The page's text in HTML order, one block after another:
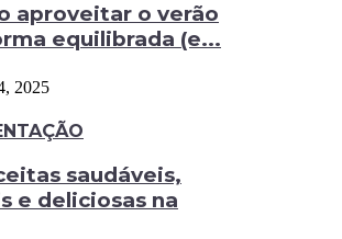
aproveitar o verão
equilibrada (e...
2025
saudáveis,
e deliciosas na